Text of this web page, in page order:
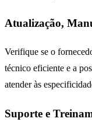
Atualização,
Verifique se o
técnico eficiente e a
atender às
Suporte e